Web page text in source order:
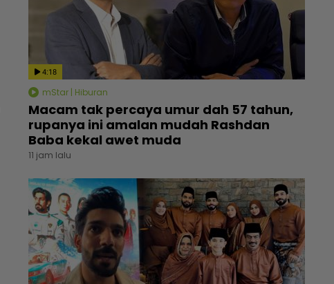
4:18
mStar | Hiburan
Macam tak percaya umur dah 57 tahun,
rupanya ini amalan mudah Rashdan
Baba kekal awet muda
11 jam lalu